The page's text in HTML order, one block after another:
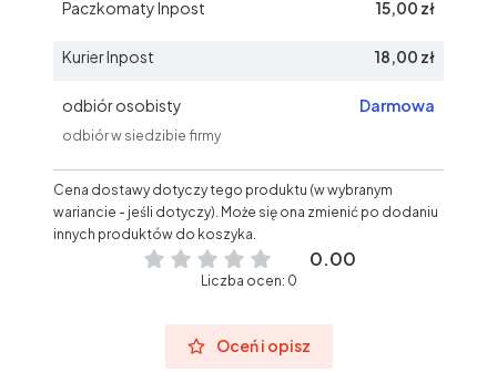
Paczkomaty Inpost 15,00 zł
Kurier Inpost 18,00 zł
odbiór osobisty Darmowa
odbiór w siedzibie firmy
Cena dostawy dotyczy tego produktu (w wybranym
wariancie - jeśli dotyczy). Może się ona zmienić po dodaniu
innych produktów do koszyka.
0.00
Liczba ocen: 0
Oceń i opisz